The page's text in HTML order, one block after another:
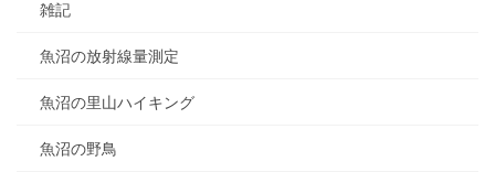
雑記
魚沼の放射線量測定
魚沼の里山ハイキング
魚沼の野鳥